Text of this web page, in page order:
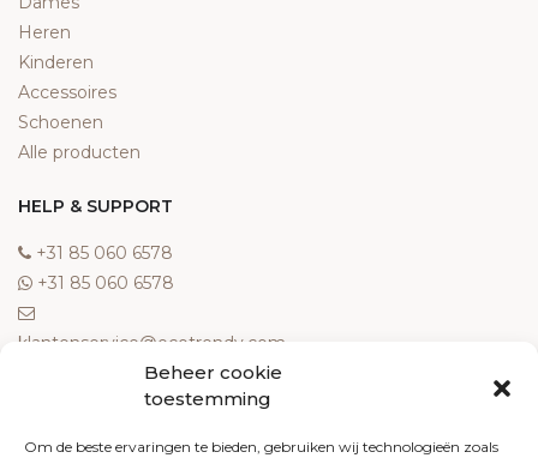
Beheer cookie
toestemming
Om de beste ervaringen te bieden, gebruiken wij technologieën zoals
Heren
Kinderen
Accessoires
Schoenen
Alle producten
HELP & SUPPORT
‎+31 85 060 6578
‎+31 85 060 6578
klantenservice@ecotrendy.com
Meest gestelde vragen